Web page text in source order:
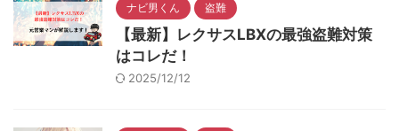
ナビ男くん 盗難
【最新】レクサスLBXの最強盗難対策
はコレだ！
2025/12/12